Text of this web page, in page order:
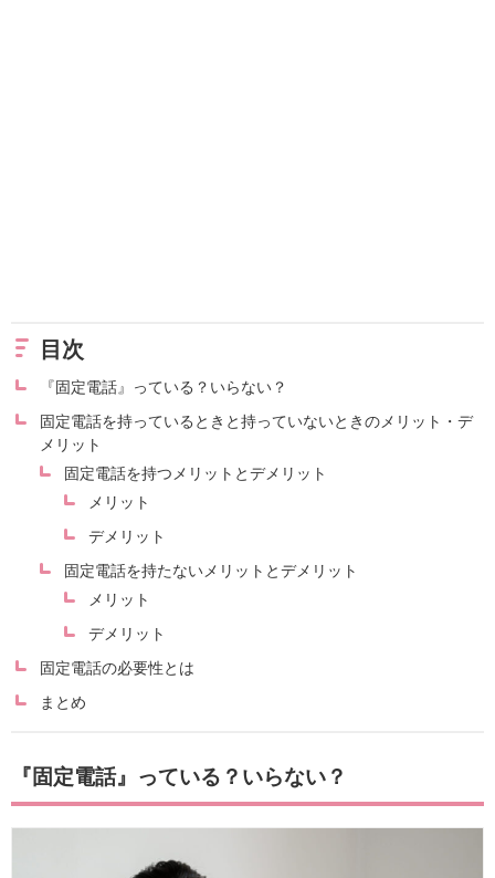
目次
『固定電話』っている？いらない？
固定電話を持っているときと持っていないときのメリット・デ
メリット
固定電話を持つメリットとデメリット
メリット
デメリット
固定電話を持たないメリットとデメリット
メリット
デメリット
固定電話の必要性とは
まとめ
『固定電話』っている？いらない？